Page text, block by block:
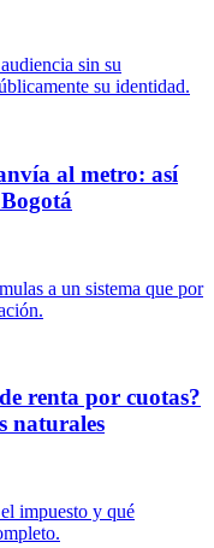
sin su
su identidad.
al metro: así
a un sistema que por
renta por cuotas?
naturales
impuesto y qué